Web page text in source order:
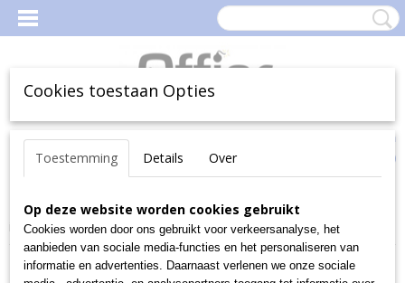
Inloggen Registreren
Uw Winkelwagen
(0)
Home >Inbinden>Filestrips / Inhangstroken>Renz
inhangstroken Filestrips voor 34 (3:1) of 23 (2:1) gaats PAK100
Cookies toestaan Opties
Toestemming Details Over
Op deze website worden cookies gebruikt
Cookies worden door ons gebruikt voor verkeersanalyse, het
aanbieden van sociale media-functies en het personaliseren van
informatie en advertenties. Daarnaast verlenen we onze sociale